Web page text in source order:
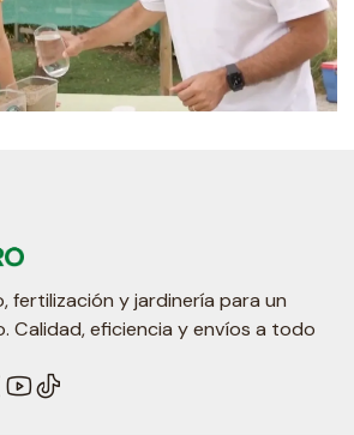
fertilización y jardinería para un
Calidad, eficiencia y envíos a todo